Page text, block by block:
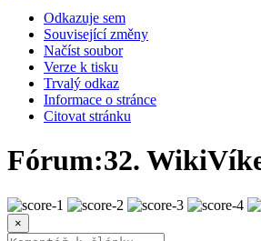
Odkazuje sem
Související změny
Načíst soubor
Verze k tisku
Trvalý odkaz
Informace o stránce
Citovat stránku
Fórum:32.
×